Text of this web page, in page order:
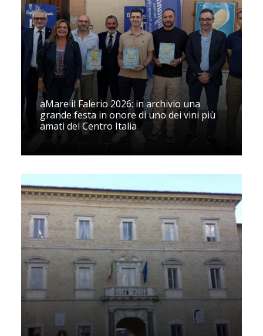
aMare il Falerio 2026: in archivio una
grande festa in onore di uno dei vini più
amati del Centro Italia